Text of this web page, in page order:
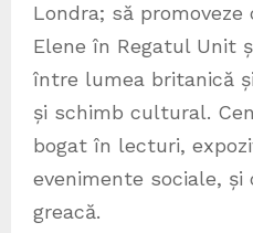
Londra; să
Elene în Regatul Unit
între lumea britanică
și schimb cultural.
bogat în lecturi,
evenimente sociale,
greacă.